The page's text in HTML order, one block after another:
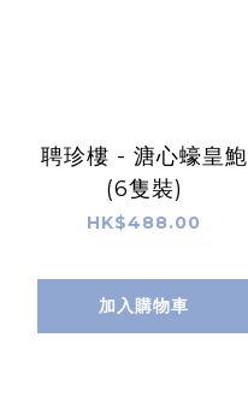
聘珍樓 - 溏心蠔皇鮑
(6隻裝)
HK$488.00
加入購物車